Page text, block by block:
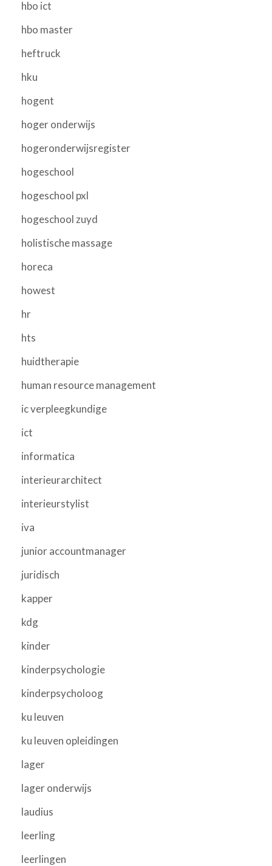
hbo ict
hbo master
heftruck
hku
hogent
hoger onderwijs
hogeronderwijsregister
hogeschool
hogeschool pxl
hogeschool zuyd
holistische massage
horeca
howest
hr
hts
huidtherapie
human resource management
ic verpleegkundige
ict
informatica
interieurarchitect
interieurstylist
iva
junior accountmanager
juridisch
kapper
kdg
kinder
kinderpsychologie
kinderpsycholoog
ku leuven
ku leuven opleidingen
lager
lager onderwijs
laudius
leerling
leerlingen